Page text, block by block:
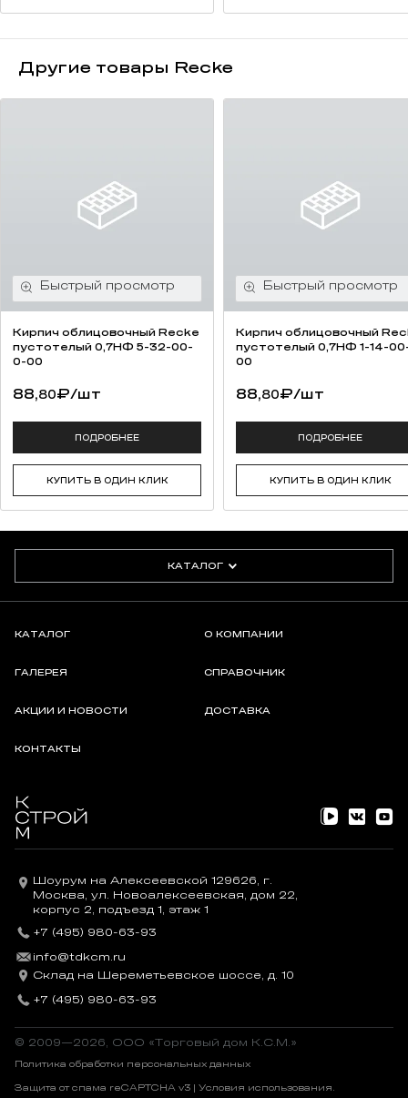
Другие товары Recke
Кирпич облицовочный Recke
пустотелый 0,7НФ 5-32-00-
0-00
88,80₽/шт
ПОДРОБНЕЕ
КУПИТЬ В ОДИН КЛИК
Кирпич облицовочный
пустотелый 0,7НФ 1-14-
00
88,80₽/шт
ПОДРОБНЕЕ
КУПИТЬ В ОДИН КЛИК
КАТАЛОГ
КАТАЛОГ О КОМПАНИИ
ГАЛЕРЕЯ СПРАВОЧНИК
АКЦИИ И НОВОСТИ ДОСТАВКА
КОНТАКТЫ
Шоурум на Алексеевской 129626, г.
Москва, ул. Новоалексеевская, дом 22,
корпус 2, подъезд 1, этаж 1
+7 (495) 980-63-93
info@tdkcm.ru
Склад на Шереметьевское шоссе, д. 10
+7 (495) 980-63-93
© 2009—2026, OOO «Торговый дом К.С.М.»
Политика обработки персональных данных
Защита от спама reCAPTCHA v3 | Условия использования.